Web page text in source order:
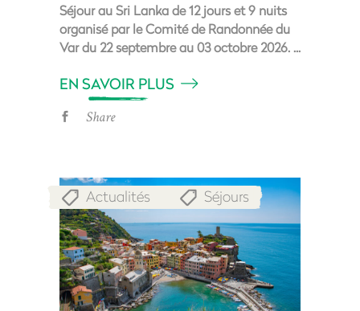
Séjour au Sri Lanka de 12 jours et 9 nuits
organisé par le Comité de Randonnée du
Var du 22 septembre au 03 octobre 2026.
EN SAVOIR PLUS
Share
Actualités Séjours